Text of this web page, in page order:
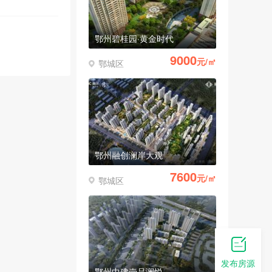
鄂州碧桂园·黄金时代
鄂城区 9000元/㎡
鄂州融创澜岸大观
鄂城区 7600元/㎡
发布房源